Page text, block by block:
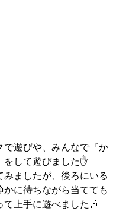
で遊びや、みんなで『か
をして遊びました✋
みましたが、後ろにいる
かに待ちながら当てても
て上手に遊べました🎶